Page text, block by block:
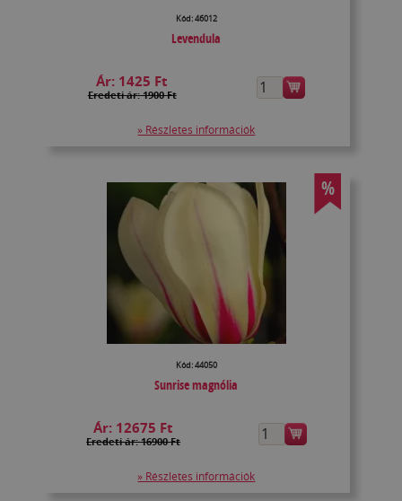
Kód: 46012
Levendula
Ár: 1425 Ft
Eredeti ár: 1900 Ft
» Részletes információk
%
Kód: 44050
Sunrise magnólia
Ár: 12675 Ft
Eredeti ár: 16900 Ft
» Részletes információk